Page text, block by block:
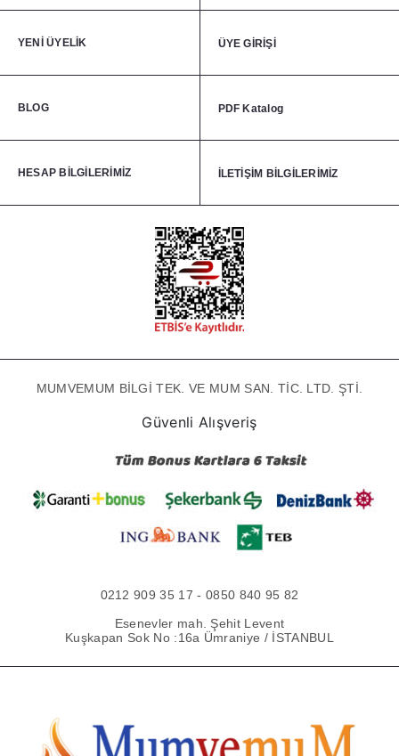
YENİ ÜYELİK ÜYE GİRİŞİ
BLOG PDF Katalog
HESAP BİLGİLERİMİZ İLETİŞİM BİLGİLERİMİZ
MUMVEMUM BİLGİ TEK. VE MUM SAN. TİC. LTD. ŞTİ.
Güvenli Alışveriş
0212 909 35 17 - 0850 840 95 82
Esenevler mah. Şehit Levent
Kuşkapan Sok No :16a Ümraniye / İSTANBUL